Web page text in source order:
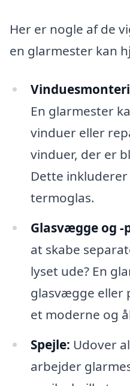
Her er nogle af de
en glarmester kan
En glarmester
vinduer eller
vinduer, der er
Dette
termoglas.
Glasvægge og
at skabe
lyset ude? En
glasvægge eller
et moderne og
Spejle: Udover
arbejder